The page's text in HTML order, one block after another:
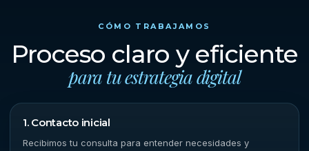
CÓMO TRABAJAMOS
Proceso claro y eficiente
para tu estrategia digital
1. Contacto inicial
Recibimos tu consulta para entender necesidades y